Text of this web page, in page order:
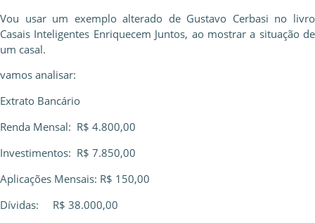
Vou usar um exemplo alterado de Gustavo Cerbasi no livro
Casais Inteligentes Enriquecem Juntos, ao mostrar a situação de
um casal.
vamos analisar:
Extrato Bancário
Renda Mensal: R$ 4.800,00
Investimentos: R$ 7.850,00
Aplicações Mensais: R$ 150,00
Dívidas: R$ 38.000,00